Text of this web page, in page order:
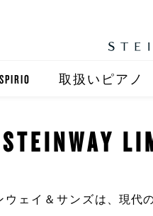
SPIRIO
SPIRIOCAST
取扱いピアノ
自動演奏 SPIRIO
STEINWAY
ウェイ＆サンズは、現代